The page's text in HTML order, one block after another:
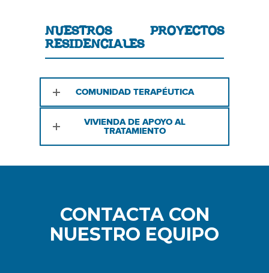
NUESTROS PROYECTOS
RESIDENCIALES
COMUNIDAD TERAPÉUTICA
VIVIENDA DE APOYO AL
TRATAMIENTO
CONTACTA CON
NUESTRO EQUIPO